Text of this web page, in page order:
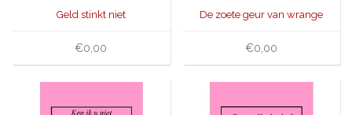
Geld stinkt niet
€0,00
De zoete geur van wrange
€0,00